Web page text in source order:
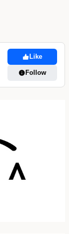
Like
Follow